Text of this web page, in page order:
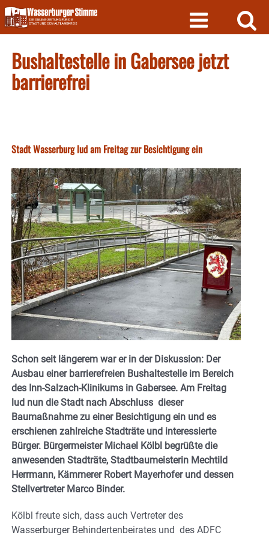
Skip
to
content
Bushaltestelle in Gabersee jetzt
barrierefrei
Stadt Wasserburg lud am Freitag zur Besichtigung ein
Schon seit längerem war er in der Diskussion: Der
Ausbau einer barrierefreien Bushaltestelle im Bereich
des Inn-Salzach-Klinikums in Gabersee. Am Freitag
lud nun die Stadt nach Abschluss dieser
Baumaßnahme zu einer Besichtigung ein und es
erschienen zahlreiche Stadträte und interessierte
Bürger. Bürgermeister Michael Kölbl begrüßte die
anwesenden Stadträte, Stadtbaumeisterin Mechtild
Herrmann, Kämmerer Robert Mayerhofer und dessen
Stellvertreter Marco Binder.
Kölbl freute sich, dass auch Vertreter des
Wasserburger Behindertenbeirates und des ADFC